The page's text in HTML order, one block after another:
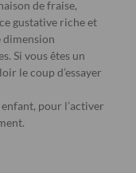
de fraise,
gustative riche et
dimension
Si vous êtes un
le coup d’essayer
pour l’activer